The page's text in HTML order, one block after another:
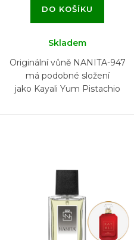
DO KOŠÍKU
Skladem
Originální vůně NANITA-947
má podobné složení
jako Kayali Yum Pistachio